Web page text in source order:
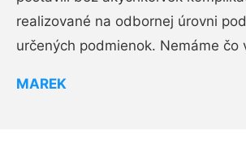
realizované na odbornej úrovni
určených podmienok. Nemáme čo
MAREK